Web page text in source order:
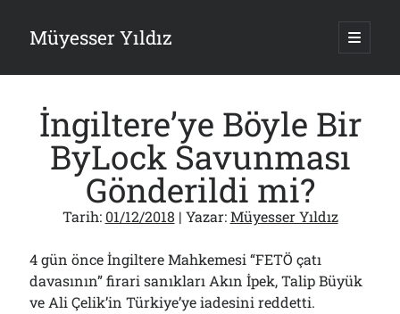
Müyesser Yıldız ana
Yan
Menü
Son Yazılar
Gazi’den Milletvekillerine Kurşun Gibi Sözler!..
Türkiye 2.0’a Gidiş!..
05/08/2026
15 Temmuz Soruları… Nasuh Mahruki’nin “Suçu”!..
İngiltere’ye Böyle Bir
ByLock Savunması
Gönderildi mi?
Tarih: 01/12/2018 | Yazar:Müyesser Yıldız
4 gün önce İngiltere Mahkemesi “FETÖ çatı
davasının” firari sanıkları Akın İpek, Talip Büyük
ve Ali Çelik’in Türkiye’ye iadesini reddetti.